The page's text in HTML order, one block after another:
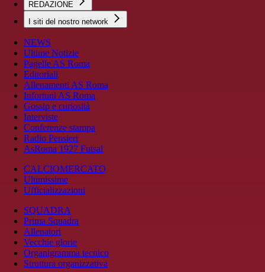
REDAZIONE
I siti del nostro network
NEWS
Ultime Notizie
Pagelle AS Roma
Editoriali
Allenamenti AS Roma
Infortuni AS Roma
Gossip e curiosità
Interviste
Conferenze stampa
Radio Pensieri
AsRoma 1927 Futsal
CALCIOMERCATO
Ultimissime
Ufficializzazioni
SQUADRA
Prima Squadra
Allenatori
Vecchie glorie
Organigramma tecnico
Struttura organizzativa